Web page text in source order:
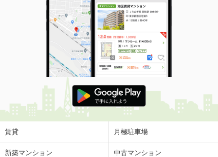
賃貸 月極駐車場
新築マンション 中古マンション